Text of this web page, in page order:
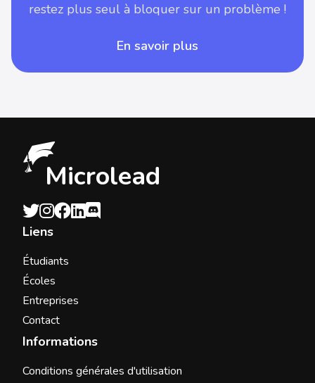
restez plus seul à bloquer sur un problème !
En savoir plus
Microlead
Liens
Étudiants
Écoles
Entreprises
Contact
Informations
Conditions générales d'utilisation